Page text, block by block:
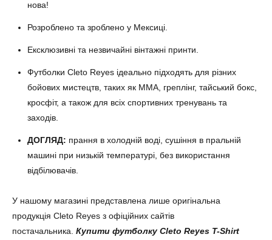
нова!
Розроблено та зроблено у Мексиці.
Ексклюзивні та незвичайні вінтажні принти.
Футболки Cleto Reyes ідеально підходять для різних
бойових мистецтв, таких як ММА, греплінг, тайський бокс,
кросфіт, а також для всіх спортивних тренувань та
заходів.
ДОГЛЯД: прання в холодній воді, сушіння в пральній
машині при низькій температурі, без використання
відбілювачів.
У нашому магазині представлена лише оригінальна
продукція Cleto Reyes з офіційних сайтів
постачальника. Купити футболкуCleto Reyes T-Shirt